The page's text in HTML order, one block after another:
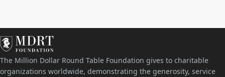
The Million Dollar Round Table Foundation gives to charitable
organizations worldwide, demonstrating the generosity, service